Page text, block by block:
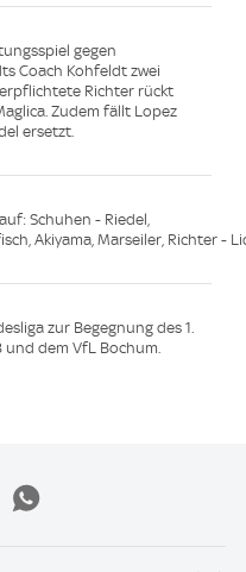
gegen
Coach Kohfeldt zwei
Richter rückt
Zudem fällt Lopez
ersetzt.
Schuhen - Riedel,
Akiyama, Marseiler, Richter -
zur Begegnung des 1.
dem VfL Bochum.